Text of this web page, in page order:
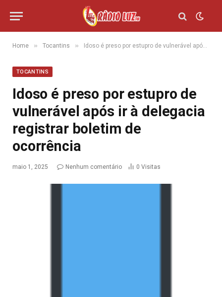
Home » Tocantins » Idoso é preso por estupro de vulnerável após ir à delegacia registrar boletim de ocorrência
TOCANTINS
Idoso é preso por estupro de
vulnerável após ir à delegacia
registrar boletim de
ocorrência
maio 1, 2025 Nenhum comentário 0 Visitas